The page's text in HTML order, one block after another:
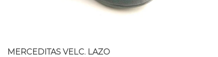
MERCEDITAS VELC. LAZO